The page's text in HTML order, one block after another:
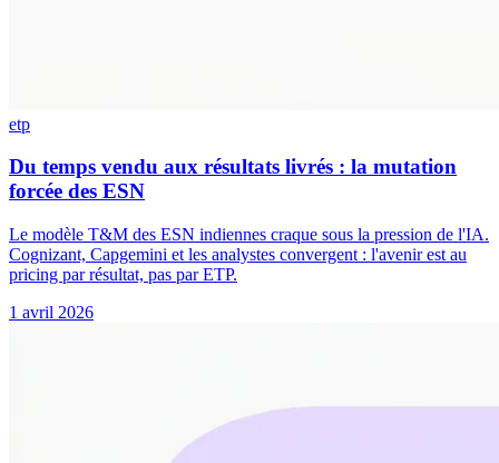
etp
Du temps vendu aux résultats livrés : la mutation
forcée des ESN
Le modèle T&M des ESN indiennes craque sous la pression de l'IA.
Cognizant, Capgemini et les analystes convergent : l'avenir est au
pricing par résultat, pas par ETP.
1 avril 2026